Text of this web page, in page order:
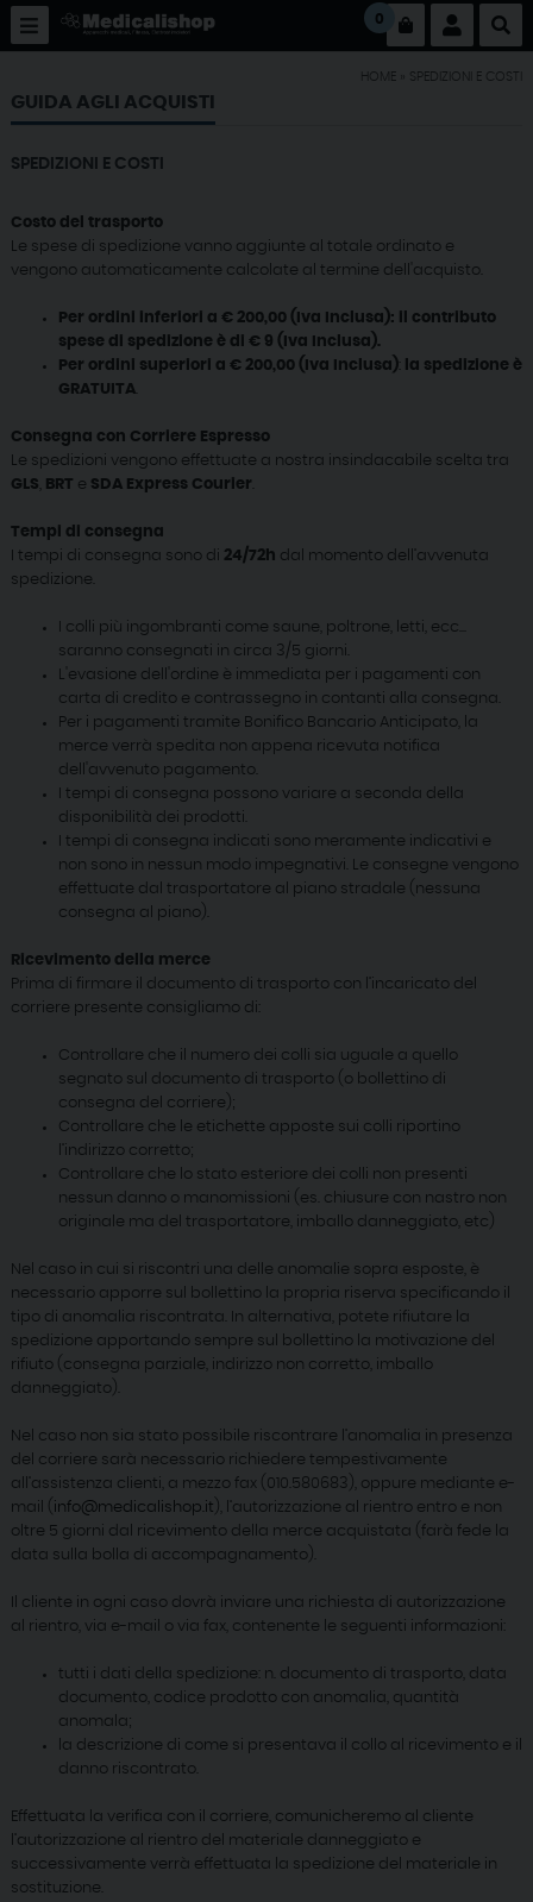
0
HOME » SPEDIZIONI E COSTI
GUIDA AGLI ACQUISTI
SPEDIZIONI E COSTI
Costo del trasporto
Le spese di spedizione vanno aggiunte al totale ordinato e
vengono automaticamente calcolate al termine dell'acquisto.
Per ordini inferiori a € 200,00 (Iva Inclusa): il contributo
spese di spedizione è di € 9 (Iva Inclusa).
Per ordini superiori a € 200,00 (Iva Inclusa):
la spedizione è
GRATUITA.
Consegna con Corriere Espresso
Le spedizioni vengono effettuate a nostra insindacabile scelta tra
GLS
BRT e SDA Express Courier
Tempi di consegna
I tempi di consegna sono di 24/72h dal momento dell’avvenuta
spedizione.
I colli più ingombranti come saune, poltrone, letti, ecc...
saranno consegnati in circa 3/5 giorni.
L'evasione dell'ordine è immediata per i pagamenti con
carta di credito e contrassegno in contanti alla consegna.
Per i pagamenti tramite Bonifico Bancario Anticipato, la
merce verrà spedita non appena ricevuta notifica
dell'avvenuto pagamento.
I tempi di consegna possono variare a seconda della
disponibilità dei prodotti.
I tempi di consegna indicati sono meramente indicativi e
non sono in nessun modo impegnativi. Le consegne vengono
effettuate dal trasportatore al piano stradale (nessuna
consegna al piano).
Ricevimento della merce
Prima di firmare il documento di trasporto con l’incaricato del
corriere presente consigliamo di:
Controllare che il numero dei colli sia uguale a quello
segnato sul documento di trasporto (o bollettino di
consegna del corriere);
Controllare che le etichette apposte sui colli riportino
l’indirizzo corretto;
Controllare che lo stato esteriore dei colli non presenti
nessun danno o manomissioni (es. chiusure con nastro non
originale ma del trasportatore, imballo danneggiato, etc)
Nel caso in cui si riscontri una delle anomalie sopra esposte, è
necessario apporre sul bollettino la propria riserva specificando il
tipo di anomalia riscontrata. In alternativa, potete rifiutare la
spedizione apportando sempre sul bollettino la motivazione del
rifiuto (consegna parziale, indirizzo non corretto, imballo
danneggiato).
Nel caso non sia stato possibile riscontrare l’anomalia in presenza
del corriere sarà necessario richiedere tempestivamente
all’assistenza clienti, a mezzo fax (010.580683), oppure mediante e-
mail ( info@medicalishop.it ), l’autorizzazione al rientro entro e non
oltre 5 giorni dal ricevimento della merce acquistata (farà fede la
data sulla bolla di accompagnamento).
Il cliente in ogni caso dovrà inviare una richiesta di autorizzazione
al rientro, via e-mail o via fax, contenente le seguenti informazioni:
tutti i dati della spedizione: n. documento di trasporto, data
documento, codice prodotto con anomalia, quantità
anomala;
la descrizione di come si presentava il collo al ricevimento e il
danno riscontrato.
Effettuata la verifica con il corriere, comunicheremo al cliente
l’autorizzazione al rientro del materiale danneggiato e
successivamente verrà effettuata la spedizione del materiale in
sostituzione.